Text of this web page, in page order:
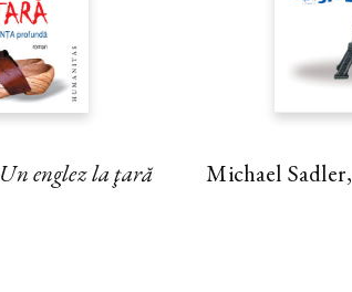
Un englez la ţară Michael Sadler,